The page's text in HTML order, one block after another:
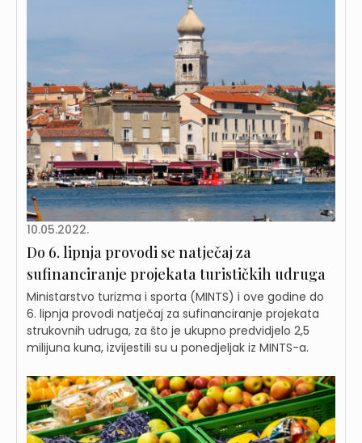
10.05.2022.
Do 6. lipnja provodi se natječaj za
sufinanciranje projekata turističkih udruga
Ministarstvo turizma i sporta (MINTS) i ove godine do
6. lipnja provodi natječaj za sufinanciranje projekata
strukovnih udruga, za što je ukupno predvidjelo 2,5
milijuna kuna, izvijestili su u ponedjeljak iz MINTS-a.